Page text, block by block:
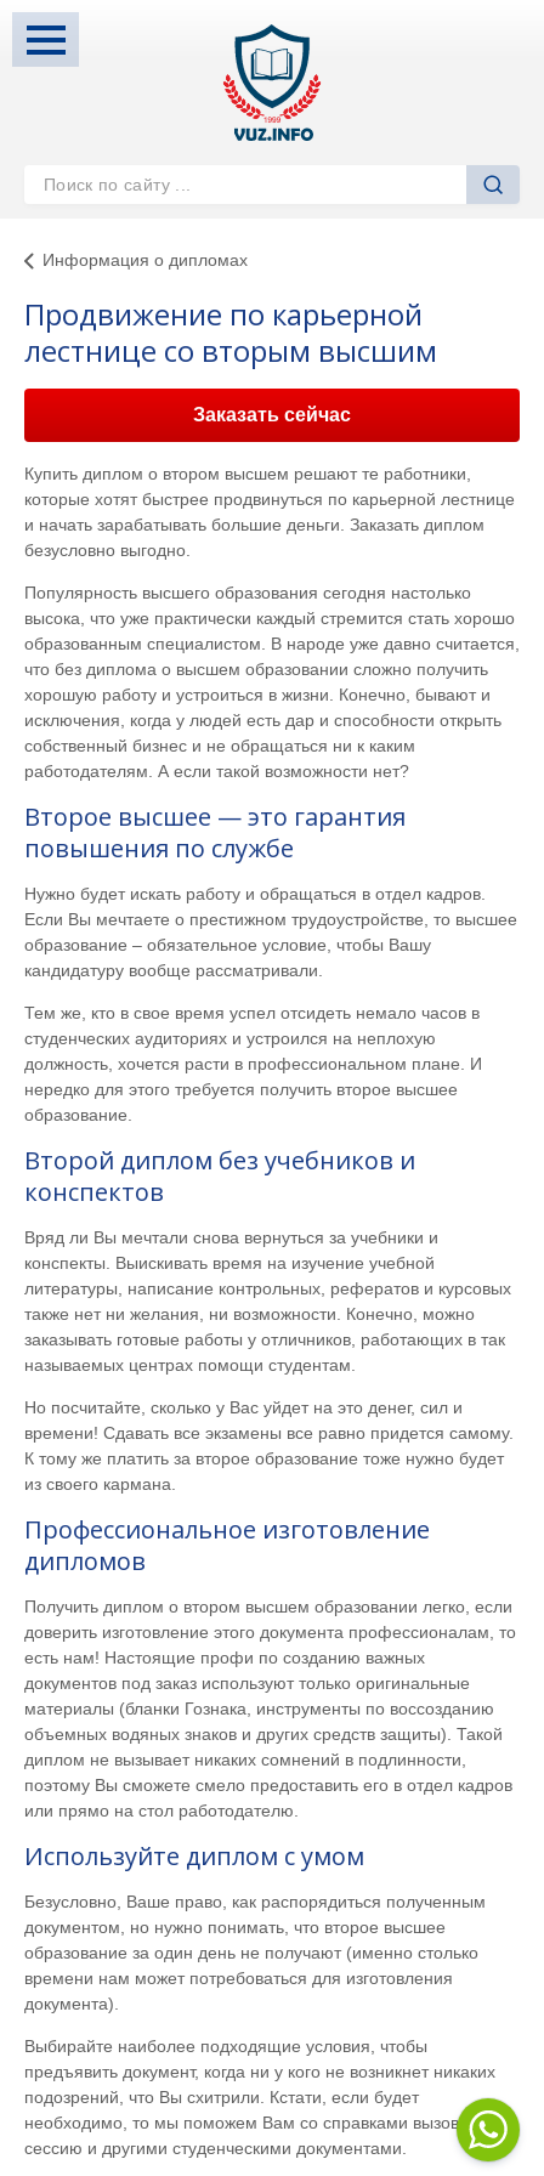
Информация о дипломах
Продвижение по карьерной
лестнице со вторым высшим
Заказать сейчас
Купить диплом о втором высшем решают те работники,
которые хотят быстрее продвинуться по карьерной лестнице
и начать зарабатывать большие деньги. Заказать диплом
безусловно выгодно.
Популярность высшего образования сегодня настолько
высока, что уже практически каждый стремится стать хорошо
образованным специалистом. В народе уже давно считается,
что без диплома о высшем образовании сложно получить
хорошую работу и устроиться в жизни. Конечно, бывают и
исключения, когда у людей есть дар и способности открыть
собственный бизнес и не обращаться ни к каким
работодателям. А если такой возможности нет?
Второе высшее — это гарантия
повышения по службе
Нужно будет искать работу и обращаться в отдел кадров.
Если Вы мечтаете о престижном трудоустройстве, то высшее
образование – обязательное условие, чтобы Вашу
кандидатуру вообще рассматривали.
Тем же, кто в свое время успел отсидеть немало часов в
студенческих аудиториях и устроился на неплохую
должность, хочется расти в профессиональном плане. И
нередко для этого требуется получить второе высшее
образование.
Второй диплом без учебников и
конспектов
Вряд ли Вы мечтали снова вернуться за учебники и
конспекты. Выискивать время на изучение учебной
литературы, написание контрольных, рефератов и курсовых
также нет ни желания, ни возможности. Конечно, можно
заказывать готовые работы у отличников, работающих в так
называемых центрах помощи студентам.
Но посчитайте, сколько у Вас уйдет на это денег, сил и
времени! Сдавать все экзамены все равно придется самому.
К тому же платить за второе образование тоже нужно будет
из своего кармана.
Профессиональное изготовление
дипломов
Получить диплом о втором высшем образовании легко, если
доверить изготовление этого документа профессионалам, то
есть нам! Настоящие профи по созданию важных
документов под заказ используют только оригинальные
материалы (бланки Гознака, инструменты по воссозданию
объемных водяных знаков и других средств защиты). Такой
диплом не вызывает никаких сомнений в подлинности,
поэтому Вы сможете смело предоставить его в отдел кадров
или прямо на стол работодателю.
Используйте диплом с умом
Безусловно, Ваше право, как распорядиться полученным
документом, но нужно понимать, что второе высшее
образование за один день не получают (именно столько
времени нам может потребоваться для изготовления
документа).
Выбирайте наиболее подходящие условия, чтобы
предъявить документ, когда ни у кого не возникнет никаких
подозрений, что Вы схитрили. Кстати, если будет
необходимо, то мы поможем Вам со справками вызова на
сессию и другими студенческими документами.